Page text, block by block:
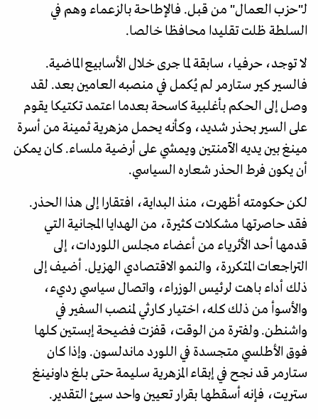
لـ"حزب العمال" من قبل. فالإطاحة بالزعماء وهم في
السلطة ظلت تقليدا محافظا خالصا.
لا توجد، حرفيا، سابقة لما جرى خلال الأسابيع الماضية.
فالسير كير ستارمر لم يُكمل في منصبه العامين بعد. لقد
وصل إلى الحكم بأغلبية كاسحة بعدما اعتمد تكتيكا يقوم
على السير بحذر شديد، وكأنه يحمل مزهرية ثمينة من أسرة
مينغ بين يديه الآمنتين ويمشي على أرضية ملساء. كان يمكن
أن يكون فرط الحذر شعاره السياسي.
لكن حكومته أظهرت، منذ البداية، افتقارا إلى هذا الحذر.
فقد حاصرتها مشكلات كثيرة، من الهدايا المجانية التي
قدمها أحد الأثرياء من أعضاء مجلس اللوردات، إلى
التراجعات المتكررة، والنمو الاقتصادي الهزيل. أضيف إلى
ذلك أداء باهت لرئيس الوزراء، واتصال سياسي رديء،
والأسوأ من ذلك كله، اختيار كارثي لمنصب السفير في
واشنطن. ولفترة من الوقت، قفزت فضيحة إبستين كلها
فوق الأطلسي متجسدة في اللورد ماندلسون. وإذا كان
ستارمر قد نجح في إبقاء المزهرية سليمة حتى بلغ داونينغ
ستريت، فإنه أسقطها بقرار تعيين واحد سيئ التقدير.